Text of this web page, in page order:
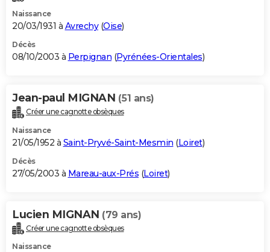
Naissance
20/03/1931 à Avrechy(Oise)
Décès
08/10/2003 à Perpignan (Pyrénées-Orientales)
Jean-paul MIGNAN (51 ans)
Créer une cagnotte obsèques
Naissance
21/05/1952 à Saint-Pryvé-Saint-Mesmin (Loiret)
Décès
27/05/2003 à Mareau-aux-Prés (Loiret)
Lucien MIGNAN (79 ans)
Créer une cagnotte obsèques
Naissance